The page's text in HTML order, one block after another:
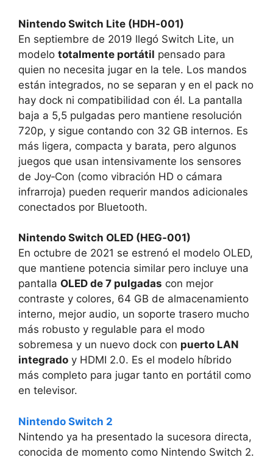
Nintendo Switch Lite (HDH‑001)
En septiembre de 2019 llegó Switch Lite, un
modelo totalmente portátil pensado para
quien no necesita jugar en la tele. Los mandos
están integrados, no se separan y en el pack no
hay dock ni compatibilidad con él. La pantalla
baja a 5,5 pulgadas pero mantiene resolución
720p, y sigue contando con 32 GB internos. Es
más ligera, compacta y barata, pero algunos
juegos que usan intensivamente los sensores
de Joy‑Con (como vibración HD o cámara
infrarroja) pueden requerir mandos adicionales
conectados por Bluetooth.
Nintendo Switch OLED (HEG‑001)
En octubre de 2021 se estrenó el modelo OLED,
que mantiene potencia similar pero incluye una
pantalla OLED de 7 pulgadas con mejor
contraste y colores, 64 GB de almacenamiento
interno, mejor audio, un soporte trasero mucho
más robusto y regulable para el modo
sobremesa y un nuevo dock con puerto LAN
integrado y HDMI 2.0. Es el modelo híbrido
más completo para jugar tanto en portátil como
en televisor.
Nintendo Switch 2
Nintendo ya ha presentado la sucesora directa,
conocida de momento como Nintendo Switch 2.